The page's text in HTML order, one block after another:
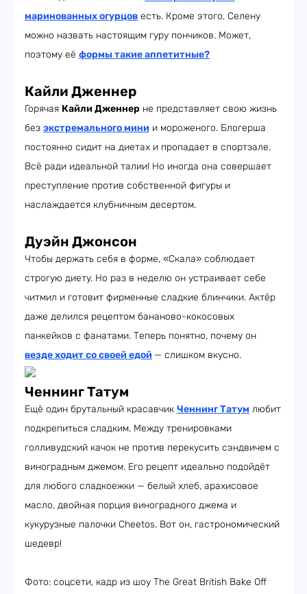
маринованных огурцов есть. Кроме этого, Селену
можно назвать настоящим гуру пончиков. Может,
поэтому её формы такие аппетитные?
Кайли Дженнер
Горячая Кайли Дженнер не представляет свою жизнь
без экстремального мини и мороженого. Блогерша
постоянно сидит на диетах и пропадает в спортзале.
Всё ради идеальной талии! Но иногда она совершает
преступление против собственной фигуры и
наслаждается клубничным десертом.
Дуэйн Джонсон
Чтобы держать себя в форме, «Скала» соблюдает
строгую диету. Но раз в неделю он устраивает себе
читмил и готовит фирменные сладкие блинчики. Актёр
даже делился рецептом бананово-кокосовых
панкейков с фанатами. Теперь понятно, почему он
везде ходит со своей едой — слишком вкусно.
Ченнинг Татум
Ещё один брутальный красавчик Ченнинг Татум любит
подкрепиться сладким. Между тренировками
голливудский качок не против перекусить сэндвичем с
виноградным джемом. Его рецепт идеально подойдёт
для любого сладкоежки — белый хлеб, арахисовое
масло, двойная порция виноградного джема и
кукурузные палочки Cheetos. Вот он, гастрономический
шедевр!
Фото: соцсети, кадр из шоу The Great British Bake Off